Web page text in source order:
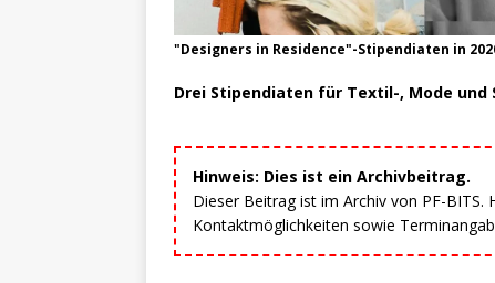
"Designers in Residence"-Stipendiaten in
Drei Stipendiaten für Textil-, Mode und
Hinweis: Dies ist ein Archivbeitrag.
Dieser Beitrag ist im Archiv von PF-
Kontaktmöglichkeiten sowie